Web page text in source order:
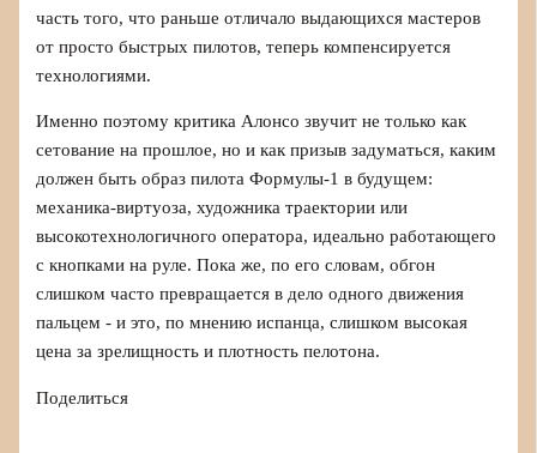
часть того, что раньше отличало выдающихся мастеров
от просто быстрых пилотов, теперь компенсируется
технологиями.
Именно поэтому критика Алонсо звучит не только как
сетование на прошлое, но и как призыв задуматься, каким
должен быть образ пилота Формулы‑1 в будущем:
механика‑виртуоза, художника траектории или
высокотехнологичного оператора, идеально работающего
с кнопками на руле. Пока же, по его словам, обгон
слишком часто превращается в дело одного движения
пальцем - и это, по мнению испанца, слишком высокая
цена за зрелищность и плотность пелотона.
Поделиться